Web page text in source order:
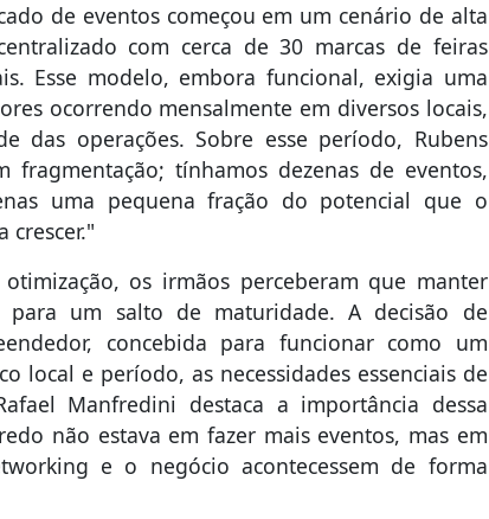
de eventos começou em um cenário de alta
com cerca de 30 marcas de feiras
Esse modelo, embora funcional, exigia uma
ocorrendo mensalmente em diversos locais,
operações. Sobre esse período, Rubens
fragmentação; tínhamos dezenas de eventos,
uma pequena fração do potencial que o
crescer."
os irmãos perceberam que manter
para um salto de maturidade. A decisão de
concebida para funcionar como um
local e período, as necessidades essenciais de
Manfredini destaca a importância dessa
não estava em fazer mais eventos, mas em
e o negócio acontecessem de forma